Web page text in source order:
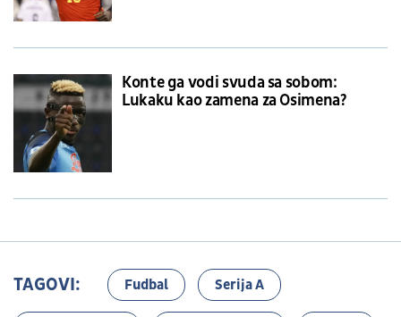
Konte ga vodi svuda sa sobom:
Lukaku kao zamena za Osimena?
TAGOVI: Fudbal Serija A